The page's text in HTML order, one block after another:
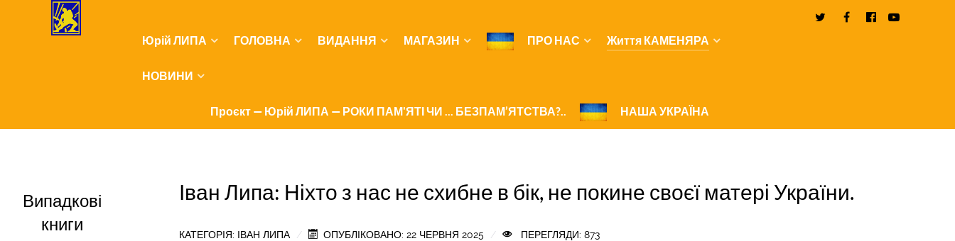
Юрій ЛИПА ГОЛОВНА ВИДАННЯ МАГАЗИН ПРО НАС Життя КАМЕНЯРА
НОВИНИ
Проєкт — Юрій ЛИПА — РОКИ ПАМ'ЯТІ ЧИ ... БЕЗПАМ’ЯТСТВА?.. НАША УКРАЇНА
Випадкові
книги
Іван Липа: Ніхто з нас не схибне в бік, не покине своєї матері України.
КАТЕГОРІЯ: ІВАН ЛИПА ОПУБЛІКОВАНО: 22 ЧЕРВНЯ 2025 ПЕРЕГЛЯДИ: 873